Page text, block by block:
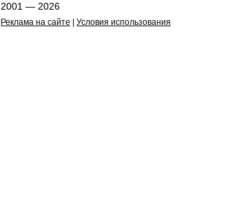
2001 — 2026
Реклама на сайте Условия использования